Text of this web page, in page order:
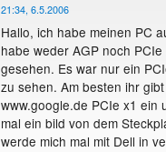
21:34, 6.5.2006
Hallo, ich habe meinen PC
habe weder AGP noch
gesehen. Es war nur ein
zu sehen. Am besten ihr
www.google.de PCIe x1 ein
mal ein bild von dem
werde mich mal mit Dell in